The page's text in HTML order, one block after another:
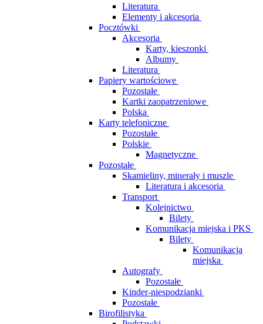
Literatura
Elementy i akcesoria
Pocztówki
Akcesoria
Karty, kieszonki
Albumy
Literatura
Papiery wartościowe
Pozostałe
Kartki zaopatrzeniowe
Polska
Karty telefoniczne
Pozostałe
Polskie
Magnetyczne
Pozostałe
Skamieliny, minerały i muszle
Literatura i akcesoria
Transport
Kolejnictwo
Bilety
Komunikacja miejska i PKS
Bilety
Komunikacja
miejska
Autografy
Pozostałe
Kinder-niespodzianki
Pozostałe
Birofilistyka